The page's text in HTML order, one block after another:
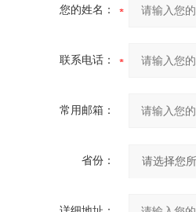
您的姓名：
联系电话：
常用邮箱：
省份：